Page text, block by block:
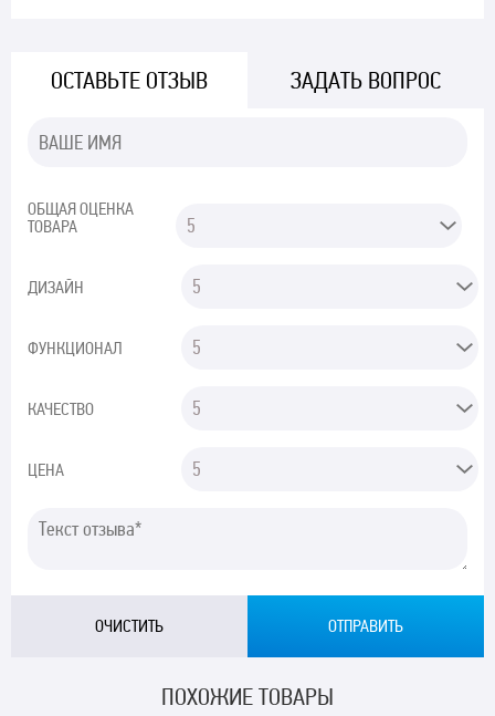
ОСТАВЬТЕ ОТЗЫВ ЗАДАТЬ ВОПРОС
ОБЩАЯ ОЦЕНКА
ТОВАРА
ДИЗАЙН
ФУНКЦИОНАЛ
КАЧЕСТВО
ЦЕНА
ПОХОЖИЕ ТОВАРЫ